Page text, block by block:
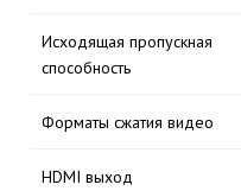
Исходящая пропускная
способность
Форматы сжатия видео
HDMI выход